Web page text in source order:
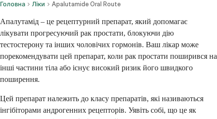
Головна Ліки Apalutamide Oral Route
Апалутамід – це рецептурний препарат, який допомагає
лікувати прогресуючий рак простати, блокуючи дію
тестостерону та інших чоловічих гормонів. Ваш лікар може
порекомендувати цей препарат, коли рак простати поширився на
інші частини тіла або існує високий ризик його швидкого
поширення.
Цей препарат належить до класу препаратів, які називаються
інгібіторами андрогенних рецепторів. Уявіть собі, що це як